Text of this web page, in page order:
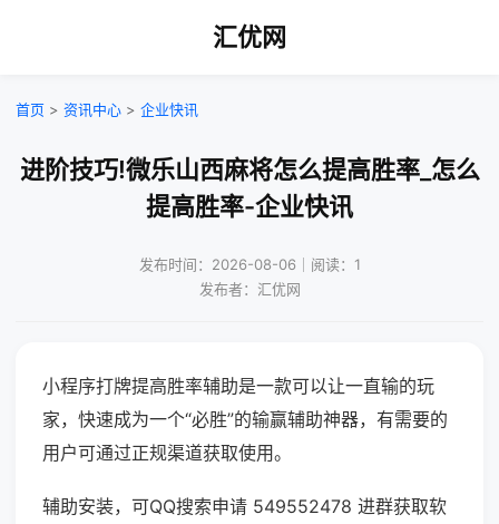
汇优网
首页 > 资讯中心 > 企业快讯
进阶技巧!微乐山西麻将怎么提高胜率_怎么
提高胜率-企业快讯
发布时间：2026-08-06｜阅读：1
发布者：汇优网
小程序打牌提高胜率辅助是一款可以让一直输的玩
家，快速成为一个“必胜”的输赢辅助神器，有需要的
用户可通过正规渠道获取使用。
辅助安装，可QQ搜索申请 549552478 进群获取软